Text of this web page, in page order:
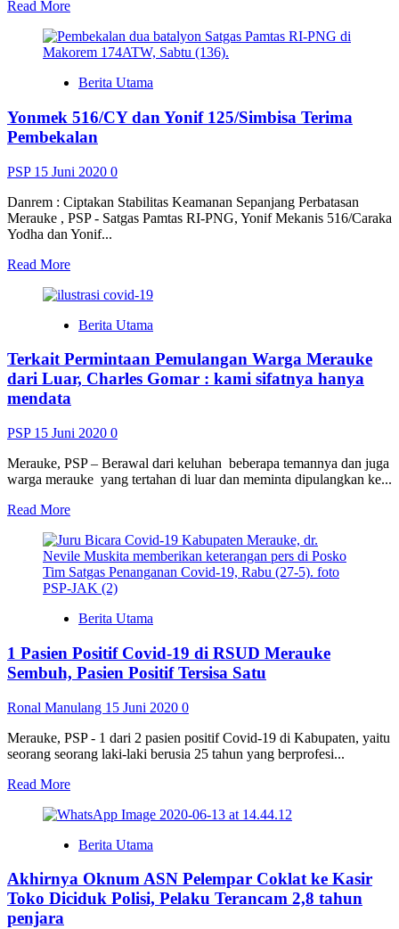
Read MoreRead
about
Bupati
Sekali-
kali
Membiarkan
Nyamuk
Melewati
Perbatasan
Berita Utama
Yonmek 516/CY dan Yonif 125/Simbisa Terima
Pembekalan
PSP 15 Juni 2020 0
Danrem : Ciptakan Stabilitas Keamanan Sepanjang Perbatasan
Merauke , PSP - Satgas Pamtas RI-PNG, Yonif Mekanis 516/Caraka
Yodha dan Yonif...
Read MoreRead
about
516/CY
Yonif
125/Simbisa
Terima
Pembekalan
Berita Utama
Terkait Permintaan Pemulangan Warga Merauke
dari Luar, Charles Gomar : kami sifatnya hanya
mendata
PSP 15 Juni 2020 0
Merauke, PSP – Berawal dari keluhan beberapa temannya dan juga
warga merauke yang tertahan di luar dan meminta dipulangkan ke...
Read MoreRead
about
Terkait
Permintaan
Pemulangan
Merauke
Luar,
Charles
Gomar
kami
sifatnya
hanya
mendata
Berita Utama
1 Pasien Positif Covid-19 di RSUD Merauke
Sembuh, Pasien Positif Tersisa Satu
Ronal Manulang 15 Juni 2020 0
Merauke, PSP - 1 dari 2 pasien positif Covid-19 di Kabupaten, yaitu
seorang seorang laki-laki berusia 25 tahun yang berprofesi...
Read MoreRead
about
Pasien
Covid-
19
Berita Utama
Akhirnya Oknum ASN Pelempar Coklat ke Kasir
Toko Diciduk Polisi, Pelaku Terancam 2,8 tahun
penjara